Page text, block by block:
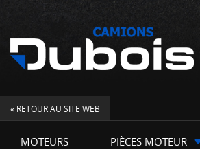
« RETOUR AU SITE WEB
MOTEURS PIÈCES MOTEUR